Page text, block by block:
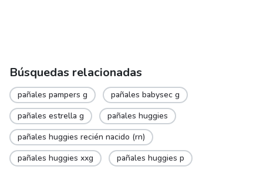
Búsquedas relacionadas
pañales pampers g
pañales babysec g
pañales estrella g
pañales huggies
pañales huggies recién nacido (rn)
pañales huggies xxg
pañales huggies p